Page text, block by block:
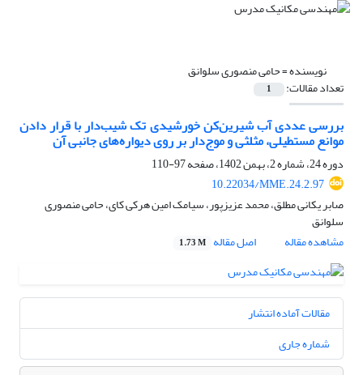
نویسنده =حامی منصوری سلوانق
تعداد مقالات: 1
بررسی عددی آب شیرین‌کن خورشیدی تک شیب‌دار با قرار دادن
موانع مستطیلی، مثلثی و موج‎‌دار بر روی دیواره‌های جانبی آن
دوره 24، شماره 2، بهمن 1402، صفحه
97-110
10.22034/MME.24.2.97
صابر یکانی مطلق، محمد عزیزپور، سیامک امین هرکی کای، حامی منصوری
سلوانق
مشاهده مقاله
اصل مقاله 1.73 M
مقالات آماده انتشار
شماره جاری